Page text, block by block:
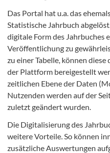
Das Portal hat u.a. das
Statistische Jahrbuch
digitale Form des Jahrbuches
Veröffentlichung zu
zu einer Tabelle, können
der Plattform bereigestellt
zeitlichen Ebene der Daten
Nutzenden werden auf der
zuletzt geändert wurden.
Die Digitalisierung des
weitere Vorteile. So können
zusätzliche Auswertungen